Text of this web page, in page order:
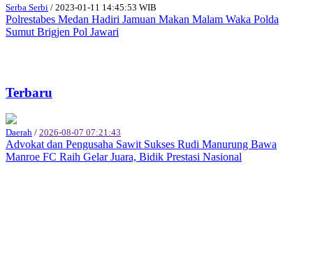
Serba Serbi / 2023-01-11 14:45:53 WIB
Polrestabes Medan Hadiri Jamuan Makan Malam Waka Polda
Sumut Brigjen Pol Jawari
Terbaru
Daerah / 2026-08-07 07:21:43
Advokat dan Pengusaha Sawit Sukses Rudi Manurung Bawa
Manroe FC Raih Gelar Juara, Bidik Prestasi Nasional